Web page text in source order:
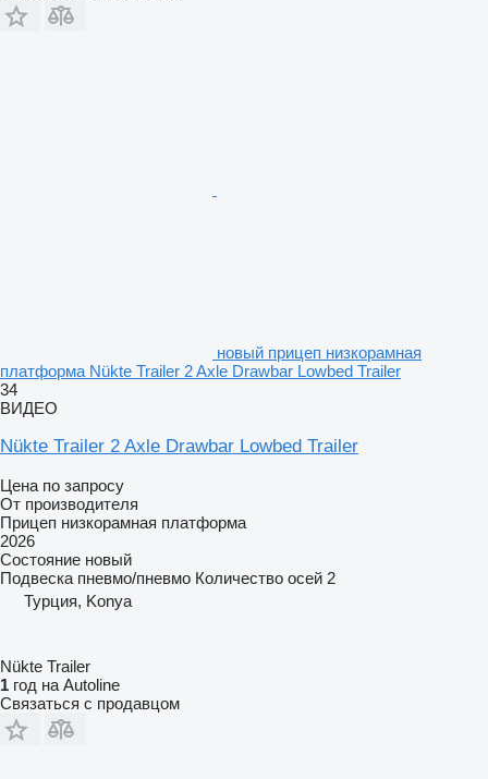
новый прицеп низкорамная
платформа Nükte Trailer 2 Axle Drawbar Lowbed Trailer
34
ВИДЕО
Nükte Trailer 2 Axle Drawbar Lowbed Trailer
Цена по запросу
От производителя
Прицеп низкорамная платформа
2026
Состояние новый
Подвеска пневмо/пневмо Количество осей 2
Турция, Konya
Nükte Trailer
1 год на Autoline
Связаться с продавцом